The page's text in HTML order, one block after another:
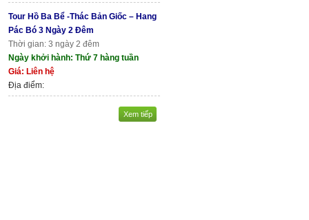
Tour Hồ Ba Bể -Thác Bản Giốc – Hang
Pác Bó 3 Ngày 2 Đêm
Thời gian: 3 ngày 2 đêm
Ngày khởi hành: Thứ 7 hàng tuần
Giá: Liên hệ
Địa điểm:
Xem tiếp